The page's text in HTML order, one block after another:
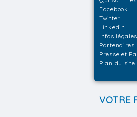
Facebook
Twitter
Linkedin
Infos légales
Partenaires
Presse et
Plan du site
VOTRE